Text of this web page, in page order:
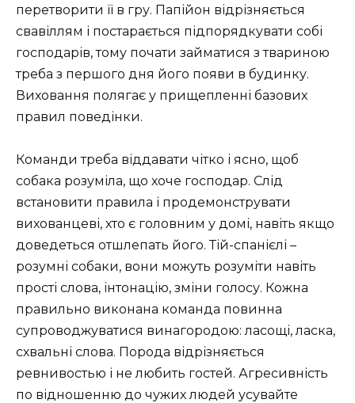
перетворити її в гру. Папійон відрізняється
свавіллям і постарається підпорядкувати собі
господарів, тому почати займатися з твариною
треба з першого дня його появи в будинку.
Виховання полягає у прищепленні базових
правил поведінки.
Команди треба віддавати чітко і ясно, щоб
собака розуміла, що хоче господар. Слід
встановити правила і продемонструвати
вихованцеві, хто є головним у домі, навіть якщо
доведеться отшлепать його. Тій-спанієлі –
розумні собаки, вони можуть розуміти навіть
прості слова, інтонацію, зміни голосу. Кожна
правильно виконана команда повинна
супроводжуватися винагородою: ласощі, ласка,
схвальні слова. Порода відрізняється
ревнивостью і не любить гостей. Агресивність
по відношенню до чужих людей усувайте